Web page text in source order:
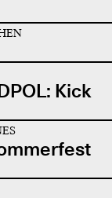
Kick